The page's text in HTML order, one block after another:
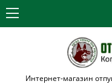
Интернет-магазин